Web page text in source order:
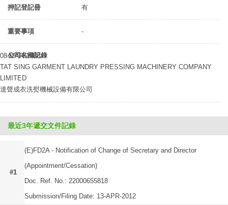
押記登記冊 有
重要事項 -
公司名稱記錄
08-MAR-1988
TAT SING GARMENT LAUNDRY PRESSING MACHINERY COMPANY
LIMITED
達聲成衣洗熨機械設備有限公司
最近3年遞交文件記錄
#1
(E)FD2A - Notification of Change of Secretary and Director
(Appointment/Cessation)
Doc. Ref. No.: 22000655818
Submission/Filing Date: 13-APR-2012